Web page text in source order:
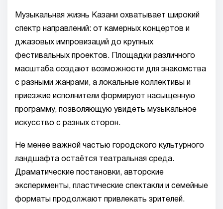
Музыкальная жизнь Казани охватывает широкий
спектр направлений: от камерных концертов и
джазовых импровизаций до крупных
фестивальных проектов. Площадки различного
масштаба создают возможности для знакомства
с разными жанрами, а локальные коллективы и
приезжие исполнители формируют насыщенную
программу, позволяющую увидеть музыкальное
искусство с разных сторон.
Не менее важной частью городского культурного
ландшафта остаётся театральная среда.
Драматические постановки, авторские
эксперименты, пластические спектакли и семейные
форматы продолжают привлекать зрителей.